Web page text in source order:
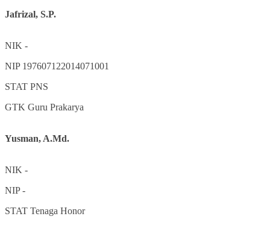
Jafrizal, S.P.
NIK -
NIP 197607122014071001
STAT PNS
GTK Guru Prakarya
Yusman, A.Md.
NIK -
NIP-
STAT Tenaga Honor